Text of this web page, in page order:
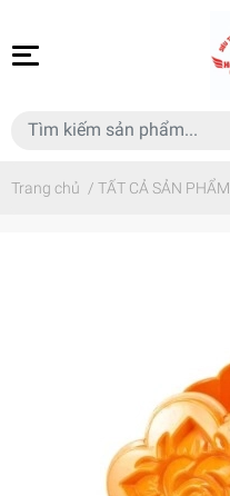
Trang chủ / TẤT CẢ SẢN PHẨM